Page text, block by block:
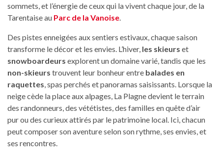
sommets, et l’énergie de ceux qui la vivent chaque jour, de la
Tarentaise au Parc de la Vanoise
Des pistes enneigées aux sentiers estivaux, chaque saison
transforme le décor et les envies. L’hiver, les skieurs et
snowboardeurs explorent un domaine varié, tandis que les
non-skieurs trouvent leur bonheur entre balades en
raquettes , spas perchés et panoramas saisissants. Lorsque la
neige cède la place aux alpages, La Plagne devient le terrain
des randonneurs, des vététistes, des familles en quête d’air
pur ou des curieux attirés par le patrimoine local. Ici, chacun
peut composer son aventure selon son rythme, ses envies, et
ses rencontres.